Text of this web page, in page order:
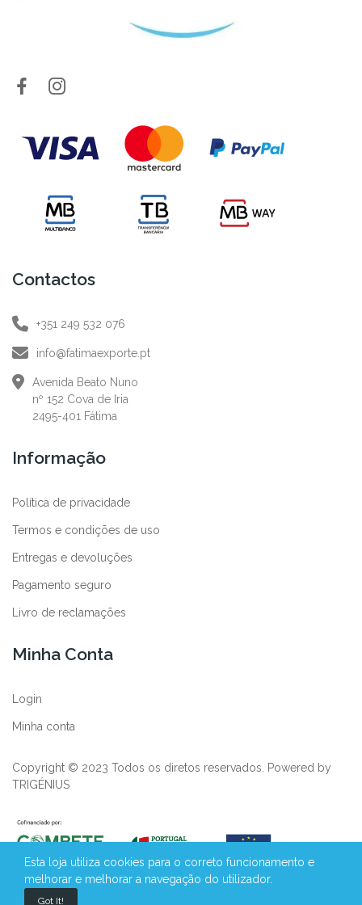
Contactos
+351 249 532 076
info@fatimaexporte.pt
Avenida Beato Nuno
nº 152 Cova de Iria
2495-401 Fátima
Informação
Política de privacidade
Termos e condições de uso
Entregas e devoluções
Pagamento seguro
Livro de reclamações
Minha Conta
Login
Minha conta
Copyright © 2023 Todos os diretos reservados. Powered by
TRIGÉNIUS
Esta loja utiliza cookies para o correto funcionamento e
melhorar e melhorar a navegação do utilizador.
Got It!